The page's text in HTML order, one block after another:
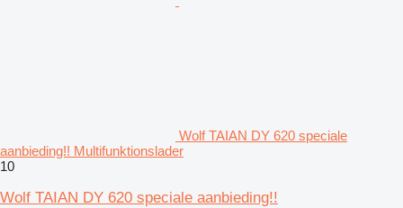
Wolf TAIAN DY 620 speciale
aanbieding!! Multifunktionslader
10
Wolf TAIAN DY 620 speciale aanbieding!!